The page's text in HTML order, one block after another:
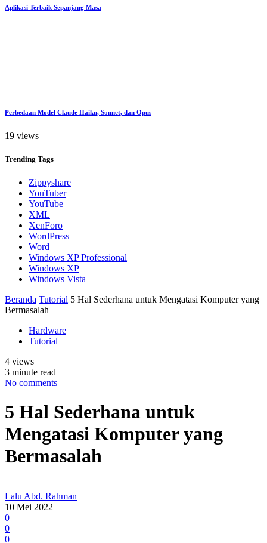
Aplikasi Terbaik Sepanjang Masa
Perbedaan Model Claude Haiku, Sonnet, dan Opus
19 views
Trending Tags
Zippyshare
YouTuber
YouTube
XML
XenForo
WordPress
Word
Windows XP Professional
Windows XP
Windows Vista
Beranda Tutorial 5 Hal Sederhana untuk Mengatasi Komputer yang
Bermasalah
Hardware
Tutorial
4 views
3 minute read
No comments
5 Hal Sederhana untuk
Mengatasi Komputer yang
Bermasalah
Lalu Abd. Rahman
10 Mei 2022
0
0
0